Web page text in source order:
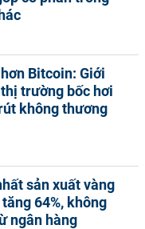
Bitcoin: Giới
trường bốc hơi
không thương
sản xuất vàng
64%, không
ngân hàng